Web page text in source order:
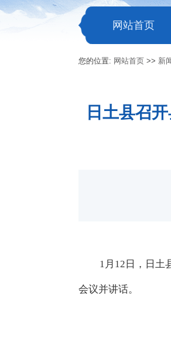
网站首页
您的位置: 网站首页 >> 新
日土县召
1 月 12 日，日土
会议并讲话。